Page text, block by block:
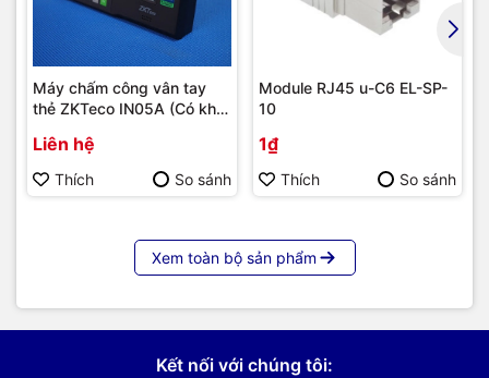
Máy chấm công vân tay
thẻ ZKTeco IN05A (Có khả
Hàng chính hãng
Liên hệ
Thích So sánh
Module RJ45 u-C6 EL-SP-
10
1₫
Thích So sánh
Xem toàn bộ sản phẩm
Kết nối với chúng tôi: